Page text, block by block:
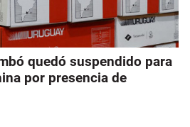
quedó suspendido para
por presencia de